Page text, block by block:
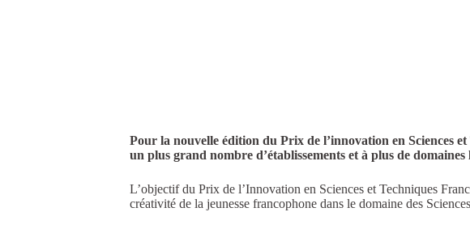
Pour la nouvelle édition du Prix de l’innovation en Sciences
un plus grand nombre d’établissements et à plus de
L’objectif du Prix de l’Innovation en Sciences et Techniques
créativité de la jeunesse francophone dans le domaine des